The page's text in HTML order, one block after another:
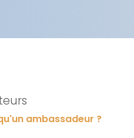
ambassadeur ?